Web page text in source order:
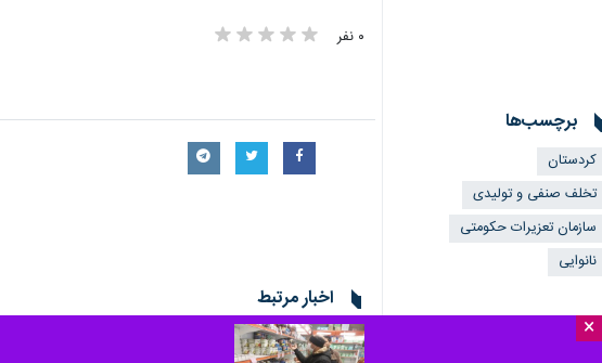
×
۰ نفر
برچسب‌ها
کردستان
تخلف صنفی و تولیدی
سازمان تعزیرات حکومتی
نانوایی
اخبار مرتبط